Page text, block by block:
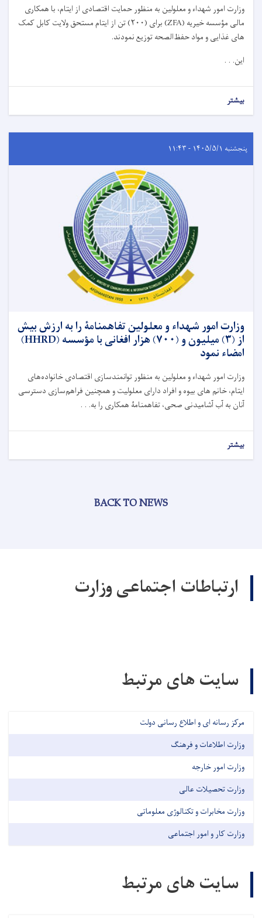
وزارت امور شهداء و معلولین به ‌منظور حمایت اقتصادی از ایتام، با همکاری
مالی مؤسسه خیریه (ZFA) برای (۲۰۰) تن از ایتام مستحق ولایت کابل کمک
‌های غذایی و مواد حفظ‌الصحه توزیع نمودند.
این. . .
بیشتر
پنجشنبه ۱۴۰۵/۵/۱ - ۱۱:۴۳
وزارت امور شهداء و معلولین تفاهمنامۀ را به ارزش بیش
از (۳) میلیون و (۷۰۰) هزار افغانی با مؤسسه (HHRD)
امضاء نمود
وزارت امور شهداء و معلولین به منظور توانمندسازی اقتصادی خانواده‌های
ایتام، خانم های بیوه و افراد دارای معلولیت و همچنین فراهم‌سازی دسترسی
آنان به آب آشامیدنی صحی، تفاهمنامۀ همکاری را به. . .
بیشتر
BACK TO NEWS
ارتباطات اجتماعی وزارت
سایت های مرتبط
مرکز رسانه ای و اطلاع رسانی دولت
وزارت اطلاعات و فرهنگ
وزارت امور خارجه
وزارت تحصیلات عالی
وزارت مخابرات و تکنالوژی معلوماتی
وزارت کار و امور اجتماعی
سایت های مرتبط